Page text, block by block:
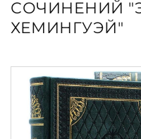
СОЧИНЕНИЙ
ХЕМИНГУЭЙ"